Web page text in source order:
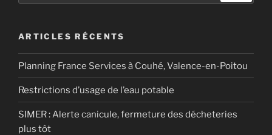
ARTICLES RÉCENTS
Planning France Services à Couhé, Valence-en-Poitou
Restrictions d’usage de l’eau potable
SIMER : Alerte canicule, fermeture des décheteries
plus tôt